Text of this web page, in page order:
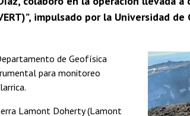
impulsado por la Universidad de
de Geofísica
para monitoreo
Lamont Doherty (Lamont